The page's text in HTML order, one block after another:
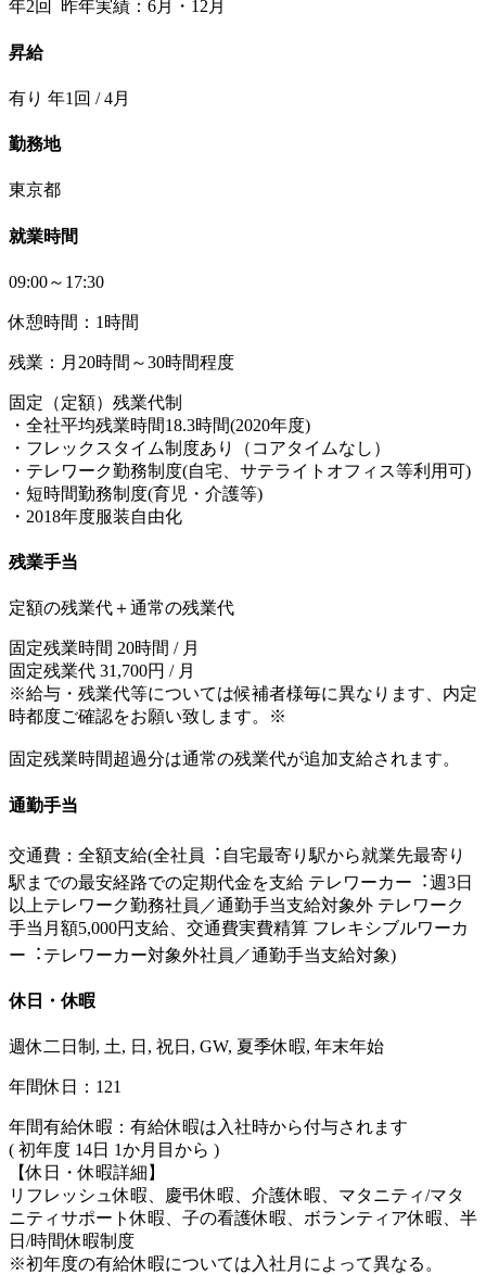
年2回 昨年実績：6月・12月
昇給
有り 年1回 / 4月
勤務地
東京都
就業時間
09:00～17:30
休憩時間：1時間
残業：月20時間～30時間程度
固定（定額）残業代制
・全社平均残業時間18.3時間(2020年度)
・フレックスタイム制度あり（コアタイムなし）
・テレワーク勤務制度(自宅、サテライトオフィス等利用可)
・短時間勤務制度(育児・介護等)
・2018年度服装自由化
残業手当
定額の残業代＋通常の残業代
固定残業時間 20時間 / 月
固定残業代 31,700円 / 月
※給与・残業代等については候補者様毎に異なります、内定
時都度ご確認をお願い致します。※
固定残業時間超過分は通常の残業代が追加支給されます。
通勤手当
交通費：全額支給(全社員︓⾃宅最寄り駅から就業先最寄り
駅までの最安経路での定期代⾦を支給 テレワーカー︓週3日
以上テレワーク勤務社員／通勤⼿当支給対象外 テレワーク
⼿当月額5,000円支給、交通費実費精算 フレキシブルワーカ
ー︓テレワーカー対象外社員／通勤⼿当支給対象)
休日・休暇
週休二日制, 土, 日, 祝日, GW, 夏季休暇, 年末年始
年間休日：121
年間有給休暇：有給休暇は入社時から付与されます
( 初年度 14日 1か月目から )
【休日・休暇詳細】
リフレッシュ休暇、慶弔休暇、介護休暇、マタニティ/マタ
ニティサポート休暇、子の看護休暇、ボランティア休暇、半
日/時間休暇制度
※初年度の有給休暇については入社月によって異なる。